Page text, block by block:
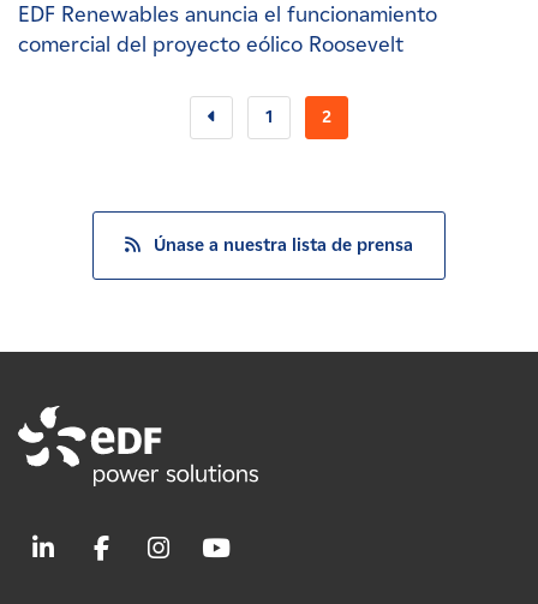
EDF Renewables anuncia el funcionamiento
comercial del proyecto eólico Roosevelt
1 2
Únase a nuestra lista de prensa